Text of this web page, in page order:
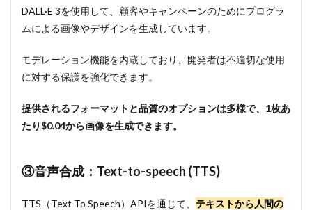
DALL·E 3を使用して、顧客やキャンペーンのためにプログラ
ムによる画像やデザインを生成しています。
モデレーション機能を内蔵しており、開発者は不適切な使用
に対する保護を強化できます。
提供されるフォーマットと品質のオプションは多様で、1枚あ
たり$0.04から画像を生成できます。
③音声合成：Text-to-speech (TTS)
TTS（Text To Speech）APIを通じて、 テキストから人間の